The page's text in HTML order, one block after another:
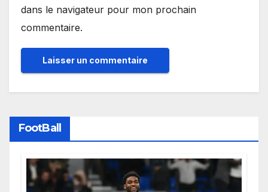
dans le navigateur pour mon prochain
commentaire.
FootBall